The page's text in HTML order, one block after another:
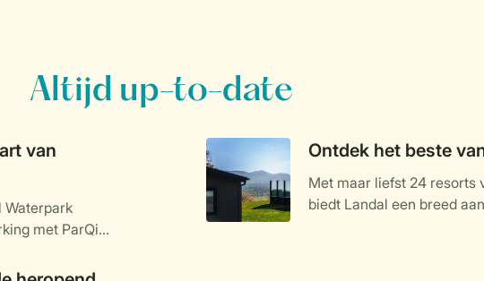
Altijd up-to-date
van
Waterpark
met ParQio,
teken staat van
Ontdek het beste
Met maar liefst 24 resorts
biedt Landal een breed